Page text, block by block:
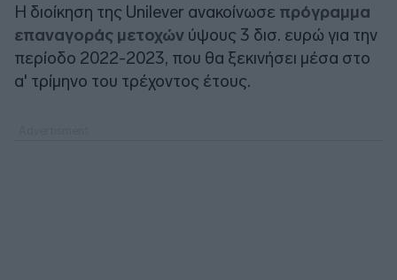
Η διοίκηση της Unilever ανακοίνωσε πρόγραμμα
επαναγοράς μετοχών ύψους 3 δισ. ευρώ για την
περίοδο 2022-2023, που θα ξεκινήσει μέσα στο
α' τρίμηνο του τρέχοντος έτους.